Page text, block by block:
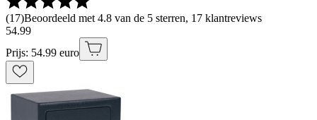
(17)Beoordeeld met 4.8 van de 5 sterren, 17 klantreviews
54.99
Prijs: 54.99 euro